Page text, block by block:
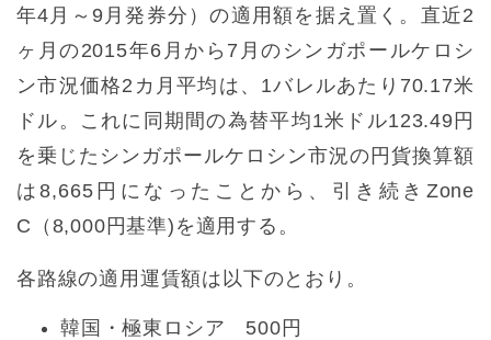
年4月～9月発券分）の適用額を据え置く。直近2
ヶ月の2015年6月から7月のシンガポールケロシ
ン市況価格2カ月平均は、1バレルあたり70.17米
ドル。これに同期間の為替平均1米ドル123.49円
を乗じたシンガポールケロシン市況の円貨換算額
は8,665円になったことから、引き続きZone
C（8,000円基準)を適用する。
各路線の適用運賃額は以下のとおり。
韓国・極東ロシア 500円